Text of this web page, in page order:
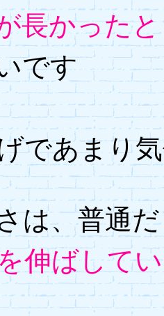
長かった
です
であまり
は、普通
伸ばして